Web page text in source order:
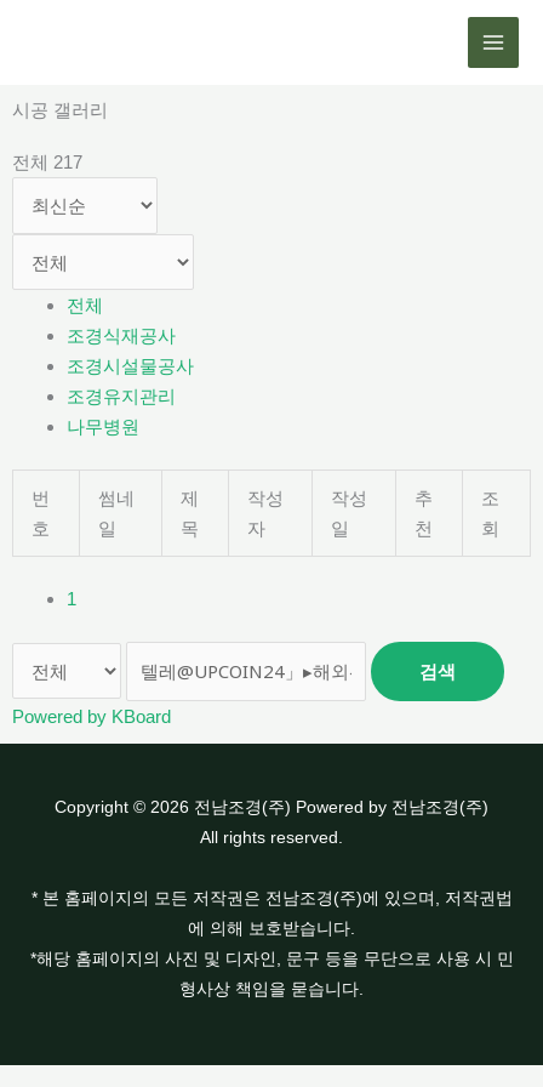
로
너
시공 갤러리
전체 217
전체
조경식재공사
조경시설물공사
조경유지관리
나무병원
번
호
썸네
일
제
목
작성
자
작성
일
추
천
조
회
1
검색
Powered by KBoard
Copyright © 2026 전남조경(주) Powered by 전남조경(주)
All rights reserved.
* 본 홈페이지의 모든 저작권은 전남조경(주)에 있으며, 저작권법
에 의해 보호받습니다.
*해당 홈페이지의 사진 및 디자인, 문구 등을 무단으로 사용 시 민
형사상 책임을 묻습니다.